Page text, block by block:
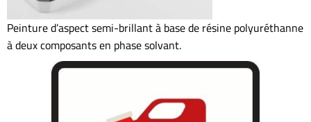
Peinture d’aspect semi-brillant à base de résine polyuréthanne
à deux composants en phase solvant.